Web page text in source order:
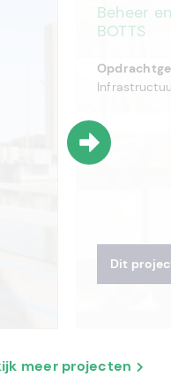
Beheer
BOTTS
Dit
meer projecten